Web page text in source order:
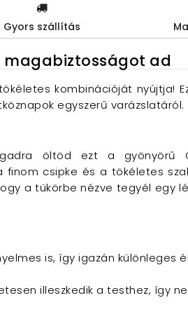
Gyors szállítás
magabiztosságot ad
kombinációját nyújtja!
egyszerű varázslatáról.
öltöd ezt a gyönyörű
csipke és a tökéletes
a tükörbe nézve tegyél egy
is, így igazán különleges
illeszkedik a testhez, így